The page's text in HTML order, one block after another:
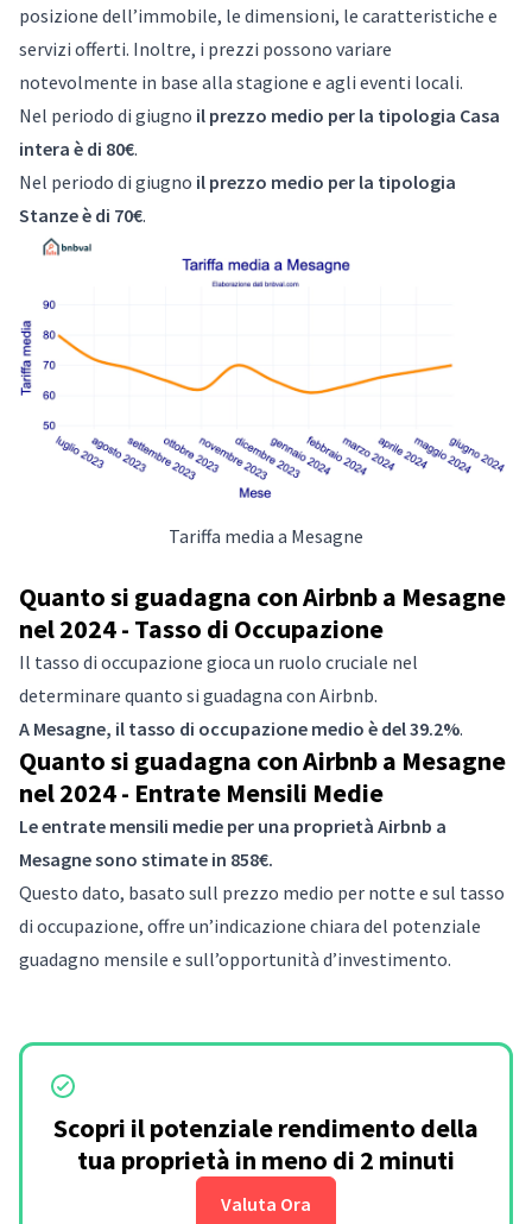
posizione dell’immobile, le dimensioni, le caratteristiche e
servizi offerti. Inoltre, i prezzi possono variare
notevolmente in base alla stagione e agli eventi locali.
Nel periodo di giugno il prezzo medio per la tipologia Casa
intera è di 80€.
Nel periodo di giugno il prezzo medio per la tipologia
Stanze è di 70€.
Tariffa media a Mesagne
Quanto si guadagna con Airbnb a Mesagne
nel 2024 - Tasso di Occupazione
Il tasso di occupazione gioca un ruolo cruciale nel
determinare quanto si guadagna con Airbnb.
A Mesagne, il tasso di occupazione medio è del 39.2%.
Quanto si guadagna con Airbnb a Mesagne
nel 2024 - Entrate Mensili Medie
Le entrate mensili medie per una proprietà Airbnb a
Mesagne sono stimate in 858€.
Questo dato, basato sull prezzo medio per notte e sul tasso
di occupazione, offre un’indicazione chiara del potenziale
guadagno mensile e sull’opportunità d’investimento.
Scopri il potenziale rendimento della
tua proprietà in meno di 2 minuti
Valuta Ora